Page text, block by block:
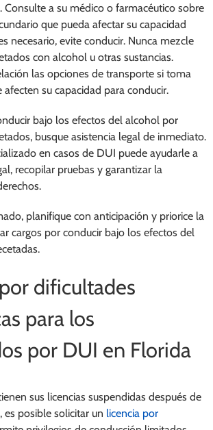
Consulte a su médico o farmacéutico sobre
que pueda afectar su capacidad
necesario, evite conducir. Nunca mezcle
con alcohol u otras sustancias.
las opciones de transporte si toma
su capacidad para conducir.
bajo los efectos del alcohol por
busque asistencia legal de inmediato.
en casos de DUI puede ayudarle a
recopilar pruebas y garantizar la
planifique con anticipación y priorice la
cargos por conducir bajo los efectos del
dificultades
para los
por DUI en Florida
sus licencias suspendidas después de
es posible solicitar un licencia por